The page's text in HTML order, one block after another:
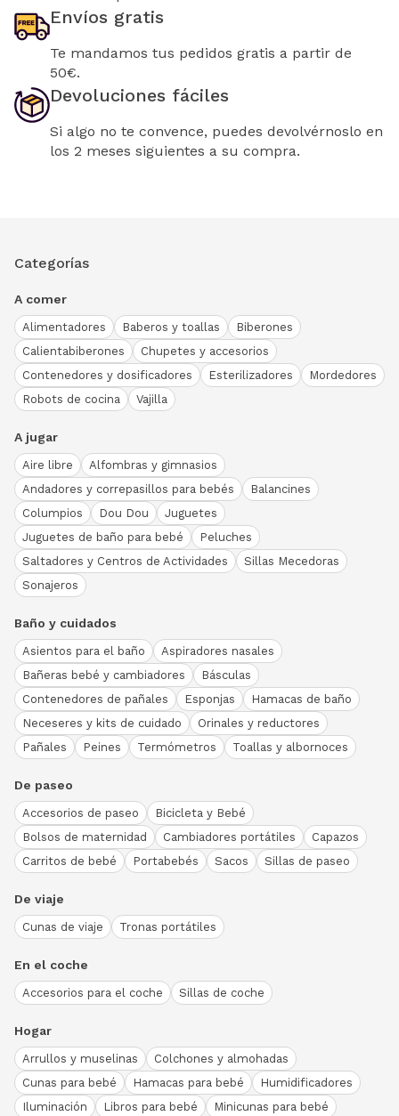
Envíos gratis
Te mandamos tus pedidos gratis a partir de
50€.
Devoluciones fáciles
Si algo no te convence, puedes devolvérnoslo en
los 2 meses siguientes a su compra.
Categorías
A comer
Alimentadores Baberos y toallas
Biberones
Calientabiberones
Chupetes y accesorios
Contenedores y dosificadores
Esterilizadores
Mordedores
Robots de cocina
Vajilla
A jugar
Aire libre
Alfombras y gimnasios
Andadores y correpasillos para bebés
Balancines
Columpios
Dou Dou
Juguetes
Juguetes de baño para bebé
Peluches
Saltadores y Centros de Actividades
Sillas Mecedoras
Sonajeros
Baño y cuidados
Asientos para el baño
Aspiradores nasales
Bañeras bebé y cambiadores
Básculas
Contenedores de pañales
Esponjas
Hamacas de baño
Neceseres y kits de cuidado
Orinales y reductores
Pañales
Peines Termómetros Toallas y albornoces
De paseo
Accesorios de paseo
Bicicleta y Bebé
Bolsos de maternidad
Cambiadores portátiles
Capazos
Carritos de bebé
Portabebés Sacos Sillas de paseo
De viaje
Cunas de viaje Tronas portátiles
En el coche
Accesorios para el coche Sillas de coche
Hogar
Arrullos y muselinas
Colchones y almohadas
Cunas para bebé
Hamacas para bebé
Humidificadores
Iluminación
Libros para bebé
Minicunas para bebé